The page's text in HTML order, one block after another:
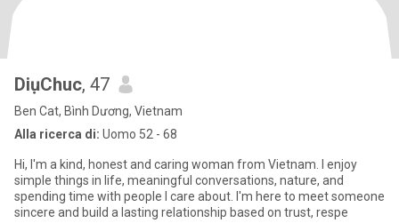
DiụChuc, 47
Ben Cat, Bình Dương, Vietnam
Alla ricerca di: Uomo 52 - 68
Hi, I'm a kind, honest and caring woman from Vietnam. I enjoy
simple things in life, meaningful conversations, nature, and
spending time with people I care about. I'm here to meet someone
sincere and build a lasting relationship based on trust, respe